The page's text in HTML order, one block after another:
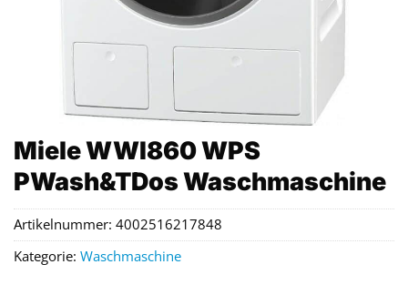
Miele WWI860 WPS
PWash&TDos Waschmaschine
Artikelnummer: 4002516217848
Kategorie: Waschmaschine